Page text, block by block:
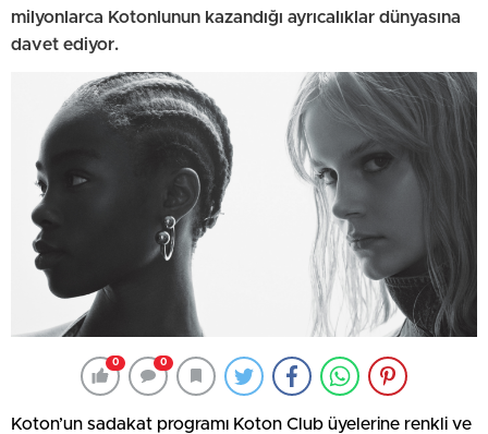
milyonlarca Kotonlunun kazandığı ayrıcalıklar dünyasına
davet ediyor.
0 0
Koton’un sadakat programı Koton Club üyelerine renkli ve